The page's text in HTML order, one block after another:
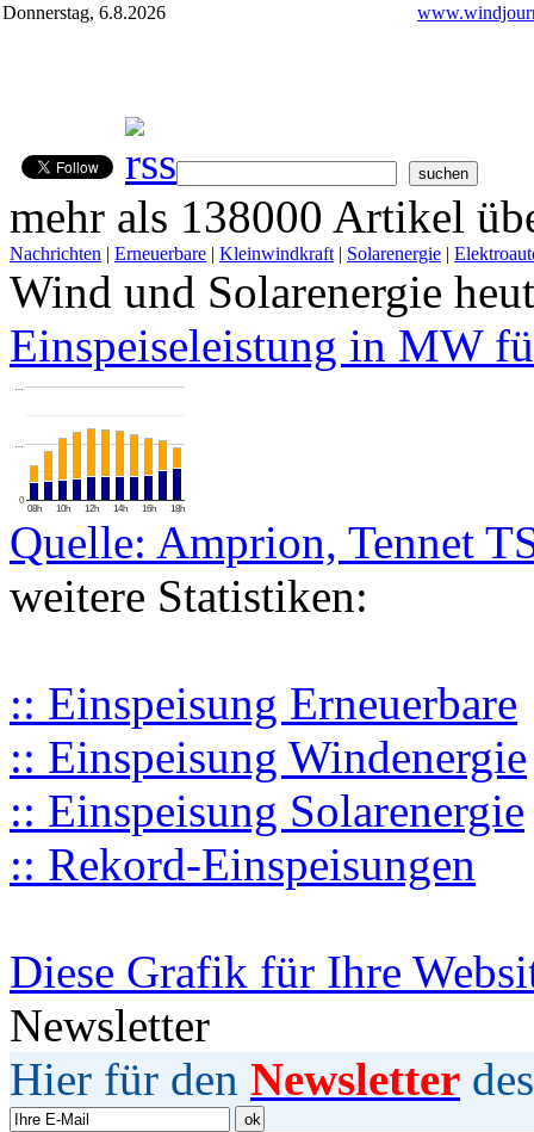
Donnerstag, 6.8.2026
mehr als 138000 Artikel
Nachrichten | Erneuerbare | Kleinwindkraft | Solarenergie |
Wind und Solarenergie
Einspeiseleistung in MW
08h 10h 12h 14h 16h 18h
0
…
…
Quelle: Amprion, Tennet
weitere Statistiken:
:: Einspeisung Erneuerbare
:: Einspeisung Windenergie
:: Einspeisung Solarenergie
:: Rekord-Einspeisungen
Diese Grafik für Ihre
Newsletter
Hier für den Newsletter